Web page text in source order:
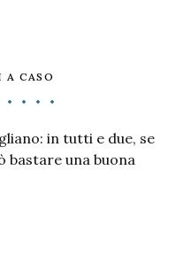
CASO
in tutti e due, se
bastare una buona